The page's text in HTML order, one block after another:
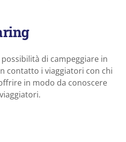
di campeggiare in
contatto i viaggiatori con chi
in modo da conoscere